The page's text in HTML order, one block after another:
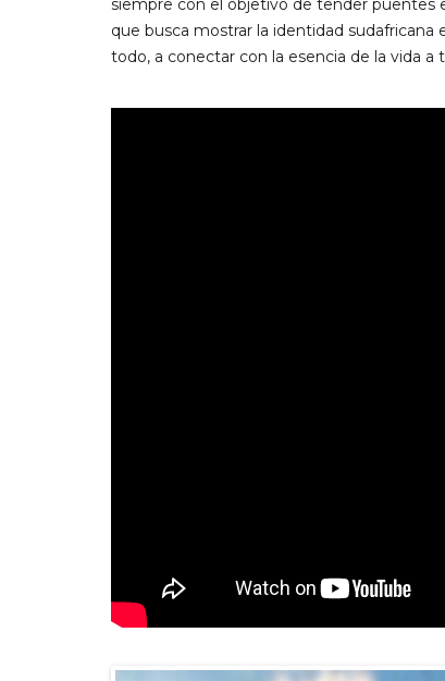
siempre con el objetivo de tender puentes
que busca mostrar la identidad sudafricana
todo, a conectar con la esencia de la vida a